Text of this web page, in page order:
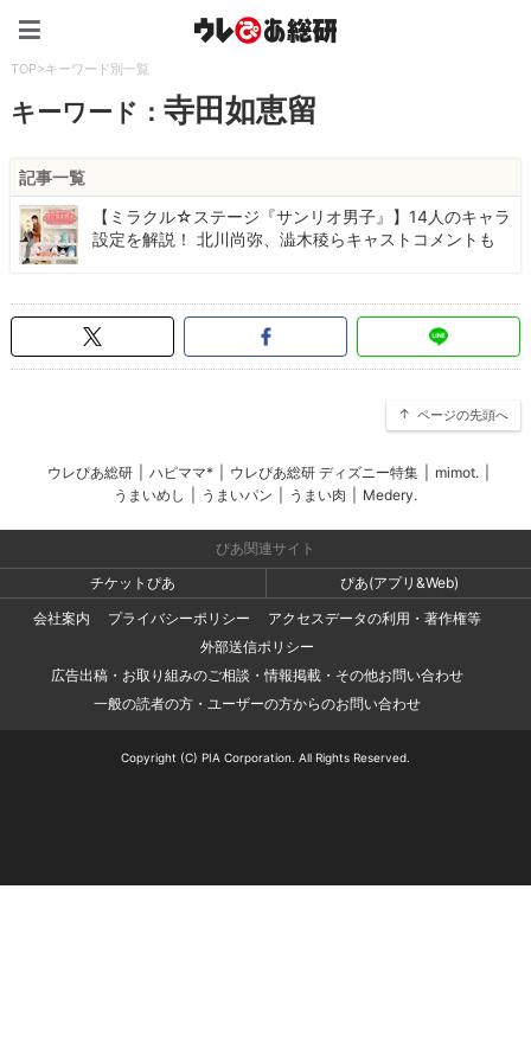
TOP>キーワード別一覧
キーワード：寺田如恵留
記事一覧
【ミラクル☆ステージ『サンリオ男子』】14人のキャラ
設定を解説！ 北川尚弥、澁木稜らキャストコメントも
ページの先頭へ
ウレぴあ総研 ハピママ* ウレぴあ総研 ディズニー特集 mimot.
うまいめし
うまいパン うまい肉 Medery.
ぴあ関連サイト
チケットぴあ
ぴあ(アプリ&Web)
会社案内
プライバシーポリシー
アクセスデータの利用・著作権等
外部送信ポリシー
広告出稿・お取り組みのご相談・情報掲載・その他お問い合わせ
一般の読者の方・ユーザーの方からのお問い合わせ
Copyright (C) PIA Corporation. All Rights Reserved.